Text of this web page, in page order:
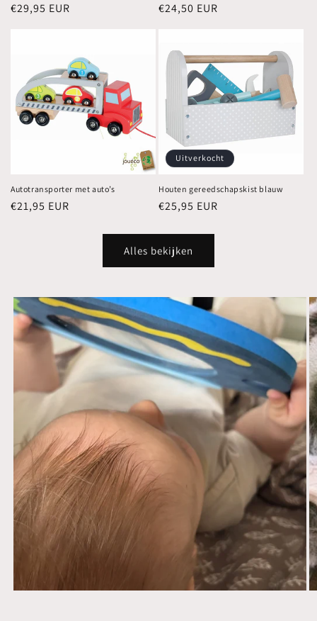
Normale
€29,95 EUR
Normale
€24,50 EUR
Autotransporter met auto’s
Normale
€21,95 EUR
Uitverkocht
Houten gereedschapskist blauw
Normale
€25,95 EUR
Alles bekijken